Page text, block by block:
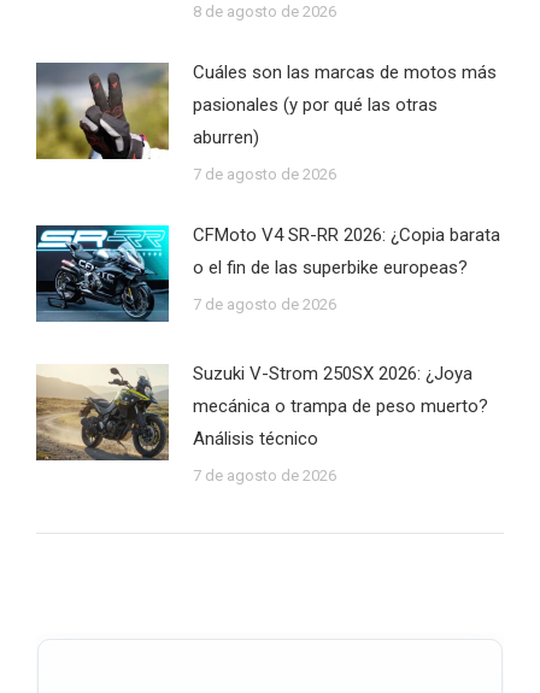
8 de agosto de 2026
Cuáles son las marcas de motos más
pasionales (y por qué las otras
aburren)
7 de agosto de 2026
CFMoto V4 SR-RR 2026: ¿Copia barata
o el fin de las superbike europeas?
7 de agosto de 2026
Suzuki V-Strom 250SX 2026: ¿Joya
mecánica o trampa de peso muerto?
Análisis técnico
7 de agosto de 2026